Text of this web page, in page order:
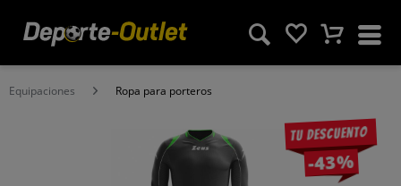
Equipaciones Ropa para porteros
Tu descuento
-43%